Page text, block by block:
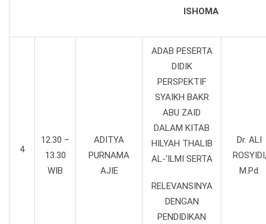
ISHOMA
4
12.30 –
13.30
WIB
ADITYA
PURNAMA
AJIE
ADAB PESERTA
DIDIK
PERSPEKTIF
SYAIKH BAKR
ABU ZAID
DALAM KITAB
HILYAH THALIB
AL-‘ILMI SERTA
RELEVANSINYA
DENGAN
PENDIDIKAN
Dr. ALI
ROSYIDI,
M.Pd.